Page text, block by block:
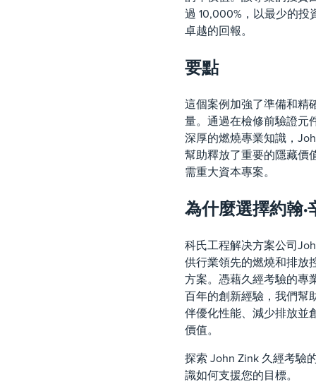
過 10,000%，以最少的投
卓越的回報。
要點
這個案例加強了準備和精
量。通過在檢修前驗證元
深厚的燃燒專業知識，
幫助釋放了重要的隱藏價
需重大資本專案。
為什麼選擇約翰·
科氏工程解决方案公司
供行業領先的燃燒和排放
方案。憑藉久經考驗的專
百年的創新經驗，我們幫
伴優化性能、減少排放並
價值。
探索 John Zink 久經考驗
識如何支援您的目標。